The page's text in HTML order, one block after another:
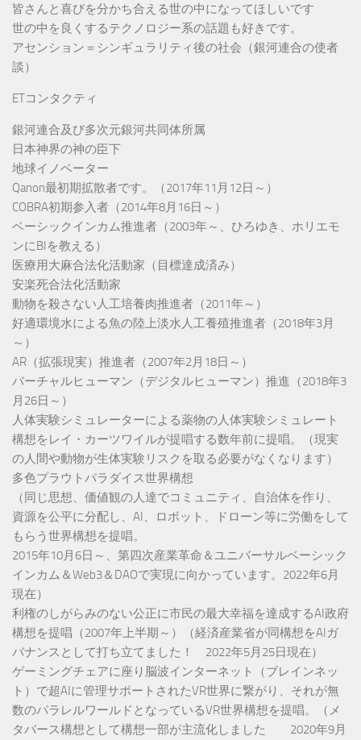
皆さんと喜びを分かち合える世の中になってほしいです
世の中を良くするテクノロジー系の話題も好きです。
アセンション＝シンギュラリティ後の社会（銀河連合の使者
談）
ETコンタクティ
銀河連合及び多次元銀河共同体所属
日本神界の神の臣下
地球イノベーター
Qanon最初期拡散者です。（2017年11月12日～）
COBRA初期参入者（2014年8月16日～）
ベーシックインカム推進者（2003年～、ひろゆき、ホリエモ
ンにBIを教える）
医療用大麻合法化活動家（目標達成済み）
安楽死合法化活動家
動物を殺さない人工培養肉推進者（2011年～）
好適環境水による魚の陸上淡水人工養殖推進者（2018年3月
～）
AR（拡張現実）推進者（2007年2月18日～）
バーチャルヒューマン（デジタルヒューマン）推進（2018年3
月26日～）
人体実験シミュレーターによる薬物の人体実験シミュレート
構想をレイ・カーツワイルが提唱する数年前に提唱。（現実
の人間や動物が生体実験リスクを取る必要がなくなります）
多色プラウトパラダイス世界構想
（同じ思想、価値観の人達でコミュニティ、自治体を作り、
資源を公平に分配し、AI、ロボット、ドローン等に労働をして
もらう世界構想を提唱。
2015年10月6日～、第四次産業革命＆ユニバーサルベーシック
インカム＆Web3＆DAOで実現に向かっています。2022年6月
現在）
利権のしがらみのない公正に市民の最大幸福を達成するAI政府
構想を提唱（2007年上半期～）（経済産業省が同構想をAIガ
バナンスとして打ち立てました！ 2022年5月25日現在）
ゲーミングチェアに座り脳波インターネット（ブレインネッ
ト）で超AIに管理サポートされたVR世界に繋がり、それが無
数のパラレルワールドとなっているVR世界構想を提唱。（メ
タバース構想として構想一部が主流化しました 2020年9月